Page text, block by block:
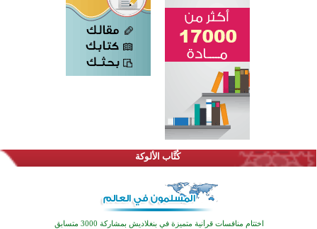
كُتَّاب الألوكة
اختتام الدورة التاسعة لمسابقة حفظ وتلاوة القرآن الكريم في أزناكاييف
تيسليتش تختتم برنامجا تعليميا لتعزيز القيم وبناء الشخصية للشباب المسلمين
اختتام منافسات قرآنية متميزة في بنغلاديش بمشاركة 3000 متسابق